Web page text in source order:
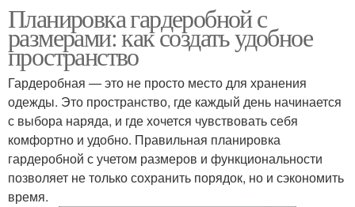
Планировка гардеробной с
размерами: как создать удобное
пространство
Гардеробная — это не просто место для хранения
одежды. Это пространство, где каждый день начинается
с выбора наряда, и где хочется чувствовать себя
комфортно и удобно. Правильная планировка
гардеробной с учетом размеров и функциональности
позволяет не только сохранить порядок, но и сэкономить
время.